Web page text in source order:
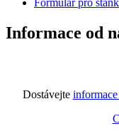
Formulář pro
Informace od
Dostávejte